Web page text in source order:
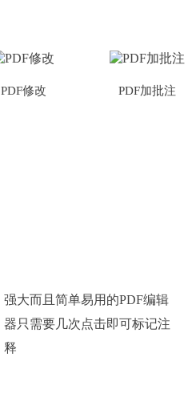
PDF修改
PDF加批注
强大而且简单易用的PDF编辑
器只需要几次点击即可标记注
释